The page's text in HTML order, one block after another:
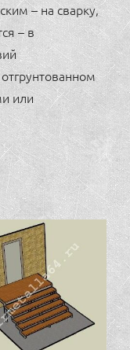
– на сварку,
– в
или